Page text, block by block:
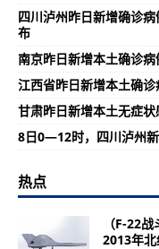
四川泸州昨日新增确诊
布
南京昨日新增本土确诊
江西省昨日新增本土确
甘肃昨日新增本土无症
8日0—12时，四川泸州
热点
（F-22
2013年